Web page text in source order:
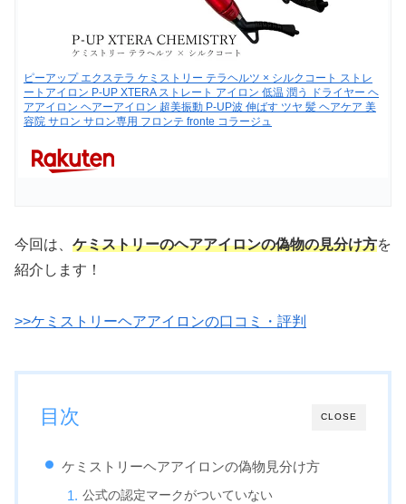
ピーアップ エクステラ ケミストリー テラヘルツ × シルクコート ストレ
ートアイロン P-UP XTERA ストレート アイロン 低温 潤う ドライヤー ヘ
アアイロン ヘアーアイロン 超美振動 P-UP波 伸ばす ツヤ 髪 ヘアケア 美
容院 サロン サロン専用 フロンテ fronte コラージュ
今回は、 ケミストリーのヘアアイロンの偽物の見分け方を
紹介します！
>>ケミストリーヘアアイロンの口コミ・評判
CLOSE
目次
ケミストリーヘアアイロンの偽物見分け方
公式の認定マークがついていない